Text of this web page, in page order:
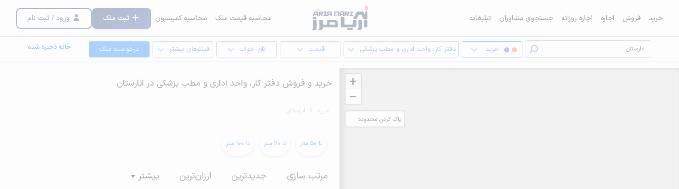
خرید فروش اجاره اجاره روزانه جستجوی مشاوران تبلیغات محاسبه قیمت ملک محاسبه کمیسیون ثبت ملک ورود / ثبت نام
خرید دفتر کار، واحد اداری و مطب پزشکی قیمت اتاق خواب فیلترهای بیشتر درخواست ملک خانه ذخیره شده
+
−
پاک کردن محدوده
خرید و فروش دفتر کار، واحد اداری و مطب پزشکی در انارستان
خرید انارستان
تا 50 متر تا 70 متر تا 100 متر
مرتب سازی جدیدترین ارزان‌ترین بیشتر